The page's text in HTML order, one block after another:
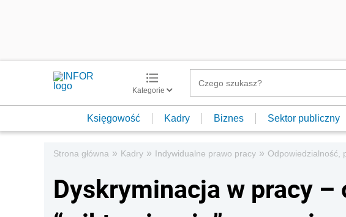
Kategorie
Księgowość Kadry Biznes Sektor publiczny
Strona główna » Kadry » Indywidualne prawo pracy » Odpowiedzialność,
Dyskryminacja w pracy –